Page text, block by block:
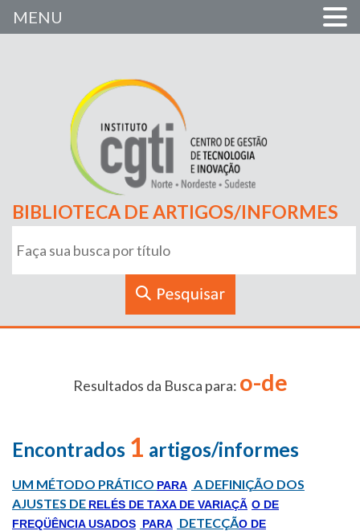
BIBLIOTECA DE ARTIGOS/INFORMES
Resultados da Busca para: o-de
Encontrados 1 artigos/informes
UM MÉTODO PRÁTICO PARA A DEFINIÇÃO DOS
AJUSTES DE RELÉS DE TAXA DE VARIAÇÃ O DE
FREQÜÊNCIA USADOS PARA DETECÇÃO DE
MENU